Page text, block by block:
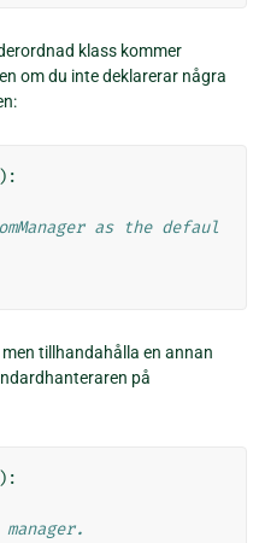
klass kommer
om du inte deklarerar några
):
as the defaul
men tillhandahålla en annan
på
):